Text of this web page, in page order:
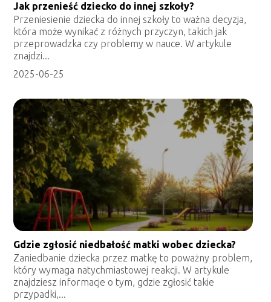
Jak przenieść dziecko do innej szkoły?
Przeniesienie dziecka do innej szkoły to ważna decyzja,
która może wynikać z różnych przyczyn, takich jak
przeprowadzka czy problemy w nauce. W artykule
znajdzi...
2025-06-25
Gdzie zgłosić niedbałość matki wobec dziecka?
Zaniedbanie dziecka przez matkę to poważny problem,
który wymaga natychmiastowej reakcji. W artykule
znajdziesz informacje o tym, gdzie zgłosić takie
przypadki,...